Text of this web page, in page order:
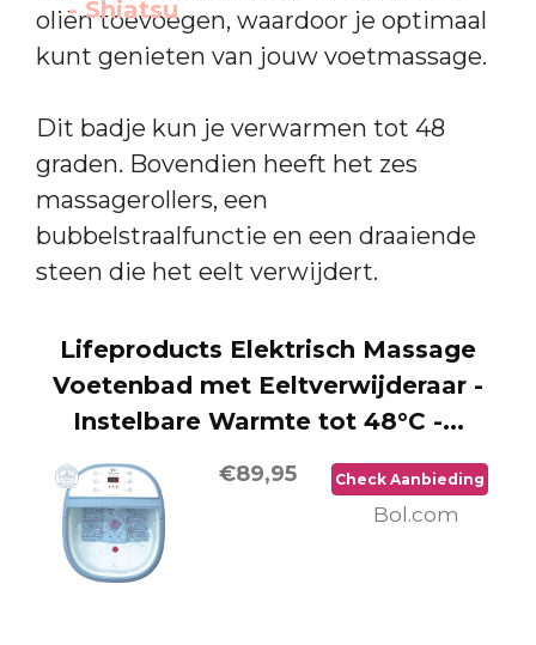
oliën toevoegen, waardoor je optimaal
kunt genieten van jouw voetmassage.
Dit badje kun je verwarmen tot 48
graden. Bovendien heeft het zes
massagerollers, een
bubbelstraalfunctie en een draaiende
steen die het eelt verwijdert.
Lifeproducts Elektrisch Massage
Voetenbad met Eeltverwijderaar -
Instelbare Warmte tot 48°C -...
€89,95 Check Aanbieding
Bol.com